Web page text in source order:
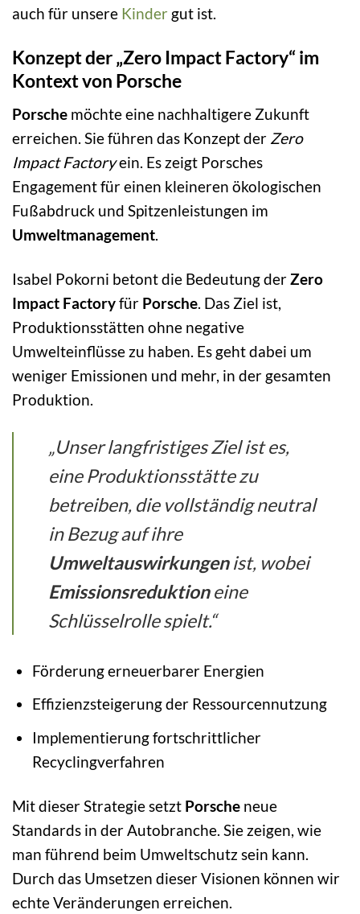
auch für unsere Kinder gut ist.
Konzept der „Zero Impact Factory“ im
Kontext von Porsche
Porsche möchte eine nachhaltigere Zukunft
erreichen. Sie führen das Konzept der Zero
Impact Factoryein. Es zeigt Porsches
Engagement für einen kleineren ökologischen
Fußabdruck und Spitzenleistungen im
Umweltmanagement.
Isabel Pokorni betont die Bedeutung derZero
Impact Factoryfür Porsche. Das Ziel ist,
Produktionsstätten ohne negative
Umwelteinflüsse zu haben. Es geht dabei um
weniger Emissionen und mehr, in der gesamten
Produktion.
„Unser langfristiges Ziel ist es,
eine Produktionsstätte zu
betreiben, die vollständig neutral
in Bezug auf ihre
Umweltauswirkungenist, wobei
Emissionsreduktioneine
Schlüsselrolle spielt.“
Förderung erneuerbarer Energien
Effizienzsteigerung der Ressourcennutzung
Implementierung fortschrittlicher
Recyclingverfahren
Mit dieser Strategie setzt Porsche neue
Standards in der Autobranche. Sie zeigen, wie
man führend beim Umweltschutz sein kann.
Durch das Umsetzen dieser Visionen können wir
echte Veränderungen erreichen.